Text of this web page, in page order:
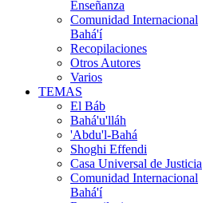
Enseñanza
Comunidad Internacional
Bahá'í
Recopilaciones
Otros Autores
Varios
TEMAS
El Báb
Bahá'u'lláh
'Abdu'l-Bahá
Shoghi Effendi
Casa Universal de Justicia
Comunidad Internacional
Bahá'í